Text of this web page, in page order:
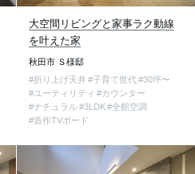
大空間リビングと家事ラク動線
を叶えた家
秋田市 Ｓ様邸
#折り上げ天井 #子育て世代 #30坪〜
#ユーティリティ #カウンター
#ナチュラル #3LDK #全館空調
#造作TVボード